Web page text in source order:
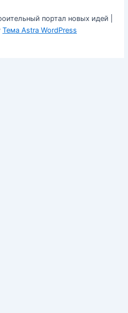
портал новых идей |
Тема Astra WordPress